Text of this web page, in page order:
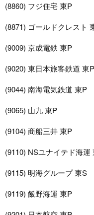
(8860) フジ住宅 東P
(8871) ゴールドクレスト
(9009) 京成電鉄 東P
(9020) 東日本旅客鉄道 東P
(9044) 南海電気鉄道 東P
(9065) 山九 東P
(9104) 商船三井 東P
(9110) NSユナイテド海運
(9115) 明海グループ 東S
(9119) 飯野海運 東P